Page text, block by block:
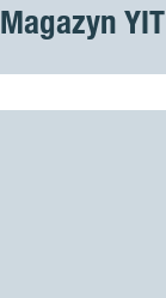
Magazyn YIT